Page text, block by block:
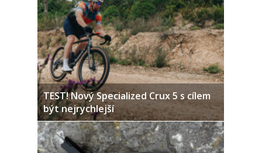
TEST! Nový Specialized Crux 5 s cílem
být nejrychlejší